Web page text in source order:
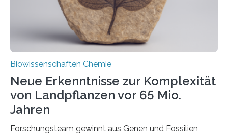
Fachzeitschrift…
Biowissenschaften Chemie
Neue Erkenntnisse zur Komplexität
von Landpflanzen vor 65 Mio.
Jahren
Forschungsteam gewinnt aus Genen und Fossilien